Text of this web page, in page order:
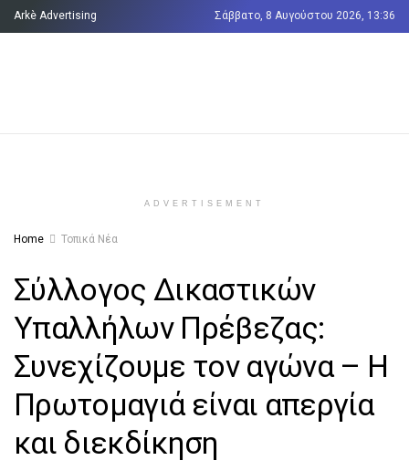
Arkè Advertising Σάββατο, 8 Αυγούστου 2026, 13:36
ADVERTISEMENT
Home Τοπικά Νέα
Σύλλογος Δικαστικών
Υπαλλήλων Πρέβεζας:
Συνεχίζουμε τον αγώνα – Η
Πρωτομαγιά είναι απεργία
και διεκδίκηση